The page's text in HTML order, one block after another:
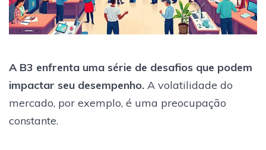
A B3 enfrenta uma série de desafios que podem
impactar seu desempenho. A volatilidade do
mercado, por exemplo, é uma preocupação
constante.